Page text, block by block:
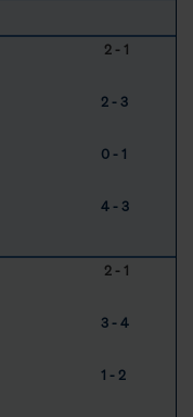
2 - 1
2 - 3
0 - 1
4 - 3
2 - 1
3 - 4
1 - 2